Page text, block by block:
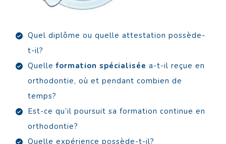
Quel diplôme ou quelle attestation possède-
t-il?
Quelleformation spécialisée a-t-il reçue en
orthodontie, où et pendant combien de
temps?
Est-ce qu’il poursuit sa formation continue en
orthodontie?
Quelle expérience possède-t-il?